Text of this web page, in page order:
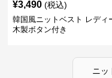
¥3,490 (税込)
韓国風ニットベスト レディ
木製ボタン付き
ニッ